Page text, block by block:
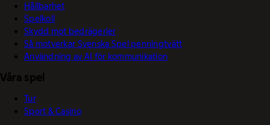
Hållbarhet
Spelkoll
Skydd mot bedrägerier
Så motverkar Svenska Spel penningtvätt
Användning av AI för kommunikation
Våra spel
Tur
Sport & Casino